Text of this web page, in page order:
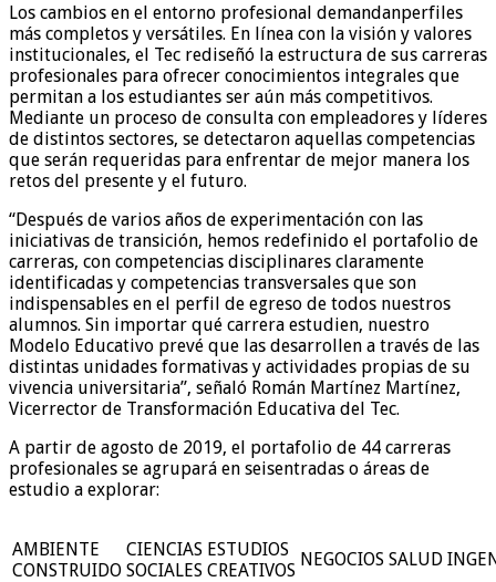
Los cambios en el entorno profesional demandanperfiles
más completos y versátiles. En línea con la visión y valores
institucionales, el Tec rediseñó la estructura de sus carreras
profesionales para ofrecer conocimientos integrales que
permitan a los estudiantes ser aún más competitivos.
Mediante un proceso de consulta con empleadores y líderes
de distintos sectores, se detectaron aquellas competencias
que serán requeridas para enfrentar de mejor manera los
retos del presente y el futuro.
“Después de varios años de experimentación con las
iniciativas de transición, hemos redefinido el portafolio de
carreras, con competencias disciplinares claramente
identificadas y competencias transversales que son
indispensables en el perfil de egreso de todos nuestros
alumnos. Sin importar qué carrera estudien, nuestro
Modelo Educativo prevé que las desarrollen a través de las
distintas unidades formativas y actividades propias de su
vivencia universitaria”, señaló Román Martínez Martínez,
Vicerrector de Transformación Educativa del Tec.
A partir de agosto de 2019, el portafolio de 44 carreras
profesionales se agrupará en seisentradas o áreas de
estudio a explorar:
AMBIENTE
CONSTRUIDO
CIENCIAS
SOCIALES
ESTUDIOS
CREATIVOS
NEGOCIOS SALUD